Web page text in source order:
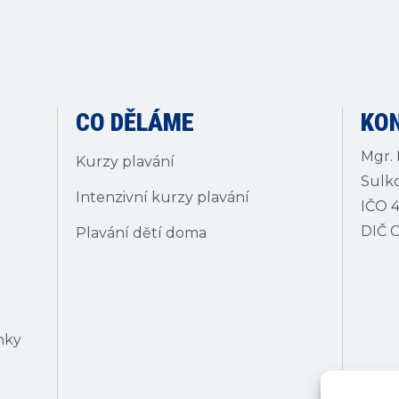
CO DĚLÁME
Kurzy plavání
Intenzivní kurzy plavání
Plavání dětí doma
Mgr.
IČO
DIČ